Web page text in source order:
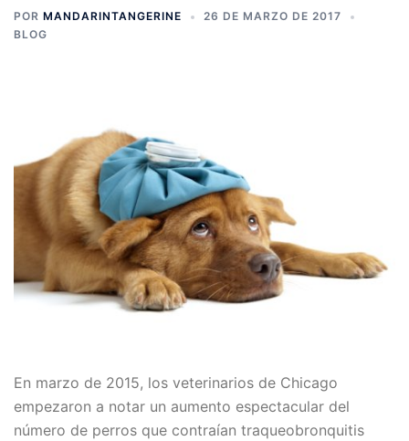
POR MANDARINTANGERINE
26 DE MARZO DE 2017
BLOG
En marzo de 2015, los veterinarios de Chicago
empezaron a notar un aumento espectacular del
número de perros que contraían traqueobronquitis